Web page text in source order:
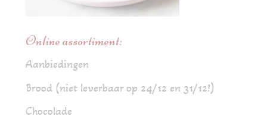
Online assortiment:
Aanbiedingen
Brood (niet leverbaar op 24/12 en 31/12!)
Chocolade